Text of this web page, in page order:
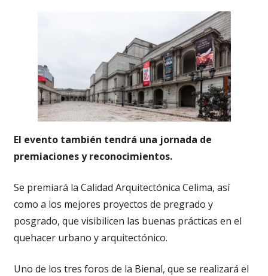
El evento también tendrá una jornada de
premiaciones y reconocimientos.
Se premiará la Calidad Arquitectónica Celima, así
como a los mejores proyectos de pregrado y
posgrado, que visibilicen las buenas prácticas en el
quehacer urbano y arquitectónico.
Uno de los tres foros de la Bienal, que se realizará el